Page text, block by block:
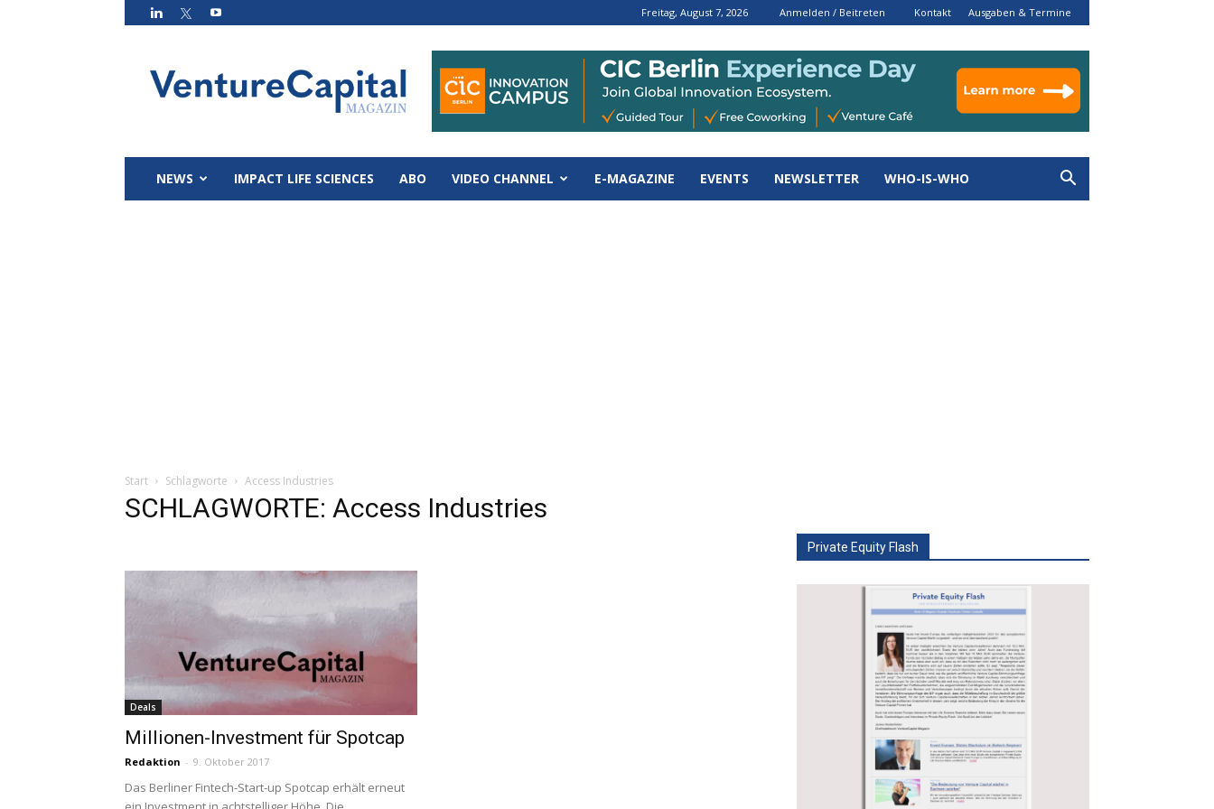
Freitag, August 7, 2026 Anmelden / Beitreten Kontakt Ausgaben & Termine
Magazin
NEWS IMPACT LIFE SCIENCES ABO VIDEO CHANNEL E-MAGAZINE EVENTS NEWSLETTER WHO-IS-WHO
Start Schlagworte Access Industries
SCHLAGWORTE: Access Industries
Deals
Millionen-Investment für Spotcap
Redaktion - 9. Oktober 2017
Das Berliner Fintech-Start-up Spotcap erhält erneut
Private Equity Flash